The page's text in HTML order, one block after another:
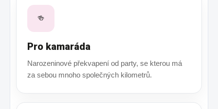
🍻
Pro kamaráda
Narozeninové překvapení od party, se kterou má
za sebou mnoho společných kilometrů.